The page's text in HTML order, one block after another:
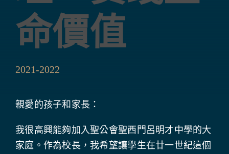
我們的聯繫
入學資訊
下載區
命價值
2021-2022
親愛的孩子和家長：
我很高興能夠加入聖公會聖西門呂明才中學的大
家庭。作為校長，我希望讓學生在廿一世紀這個